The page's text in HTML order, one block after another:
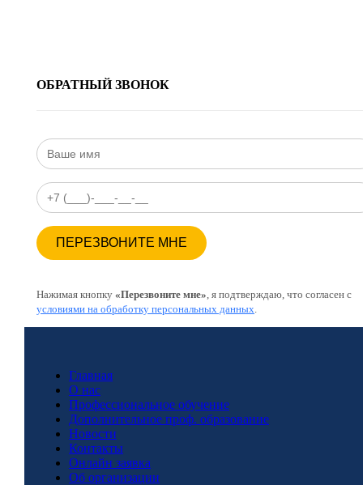
ОБРАТНЫЙ ЗВОНОК
Нажимая кнопку «Перезвоните мне» , я подтверждаю, что согласен с
условиями на обработку персональных данных
Главная
О нас
Профессиональное обучение
Дополнительное проф. образование
Новости
Контакты
Онлайн заявка
Об организации